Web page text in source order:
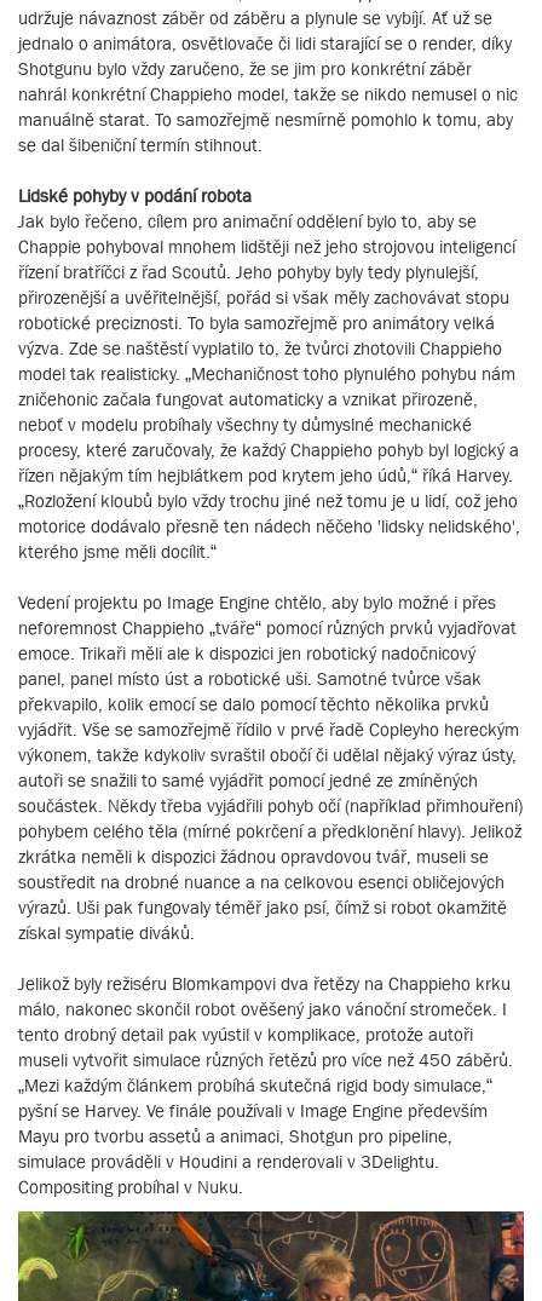
udržuje návaznost záběr od záběru a plynule se vybíjí. Ať už se
jednalo o animátora, osvětlovače či lidi starající se o render, díky
Shotgunu bylo vždy zaručeno, že se jim pro konkrétní záběr
nahrál konkrétní Chappieho model, takže se nikdo nemusel o nic
manuálně starat. To samozřejmě nesmírně pomohlo k tomu, aby
se dal šibeniční termín stihnout.
Lidské pohyby v podání robota
Jak bylo řečeno, cílem pro animační oddělení bylo to, aby se
Chappie pohyboval mnohem lidštěji než jeho strojovou inteligencí
řízení bratříčci z řad Scoutů. Jeho pohyby byly tedy plynulejší,
přirozenější a uvěřitelnější, pořád si však měly zachovávat stopu
robotické preciznosti. To byla samozřejmě pro animátory velká
výzva. Zde se naštěstí vyplatilo to, že tvůrci zhotovili Chappieho
model tak realisticky. „Mechaničnost toho plynulého pohybu nám
zničehonic začala fungovat automaticky a vznikat přirozeně,
neboť v modelu probíhaly všechny ty důmyslné mechanické
procesy, které zaručovaly, že každý Chappieho pohyb byl logický a
řízen nějakým tím hejblátkem pod krytem jeho údů,“ říká Harvey.
„Rozložení kloubů bylo vždy trochu jiné než tomu je u lidí, což jeho
motorice dodávalo přesně ten nádech něčeho 'lidsky nelidského',
kterého jsme měli docílit.“
Vedení projektu po Image Engine chtělo, aby bylo možné i přes
neforemnost Chappieho „tváře“ pomocí různých prvků vyjadřovat
emoce. Trikaři měli ale k dispozici jen robotický nadočnicový
panel, panel místo úst a robotické uši. Samotné tvůrce však
překvapilo, kolik emocí se dalo pomocí těchto několika prvků
vyjádřit. Vše se samozřejmě řídilo v prvé řadě Copleyho hereckým
výkonem, takže kdykoliv svraštil obočí či udělal nějaký výraz ústy,
autoři se snažili to samé vyjádřit pomocí jedné ze zmíněných
součástek. Někdy třeba vyjádřili pohyb očí (například přimhouření)
pohybem celého těla (mírné pokrčení a předklonění hlavy). Jelikož
zkrátka neměli k dispozici žádnou opravdovou tvář, museli se
soustředit na drobné nuance a na celkovou esenci obličejových
výrazů. Uši pak fungovaly téměř jako psí, čímž si robot okamžitě
získal sympatie diváků.
Jelikož byly režiséru Blomkampovi dva řetězy na Chappieho krku
málo, nakonec skončil robot ověšený jako vánoční stromeček. I
tento drobný detail pak vyústil v komplikace, protože autoři
museli vytvořit simulace různých řetězů pro více než 450 záběrů.
„Mezi každým článkem probíhá skutečná rigid body simulace,“
pyšní se Harvey. Ve finále používali v Image Engine především
Mayu pro tvorbu assetů a animaci, Shotgun pro pipeline,
simulace prováděli v Houdini a renderovali v 3Delightu.
Compositing probíhal v Nuku.